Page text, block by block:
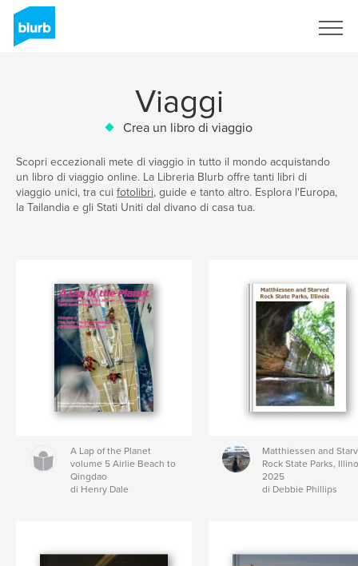
Viaggi
Crea un libro di viaggio
Scopri eccezionali mete di viaggio in tutto il mondo acquistando
un libro di viaggio online. La Libreria Blurb offre tanti libri di
viaggio unici, tra cui fotolibri, guide e tanto altro. Esplora l'Europa,
la Tailandia e gli Stati Uniti dal divano di casa tua.
A Lap of the Planet
volume 5 Airlie Beach to
Qingdao
di Henry Dale
Matthiessen and
Rock State Parks,
2025
di Debbie Phillips